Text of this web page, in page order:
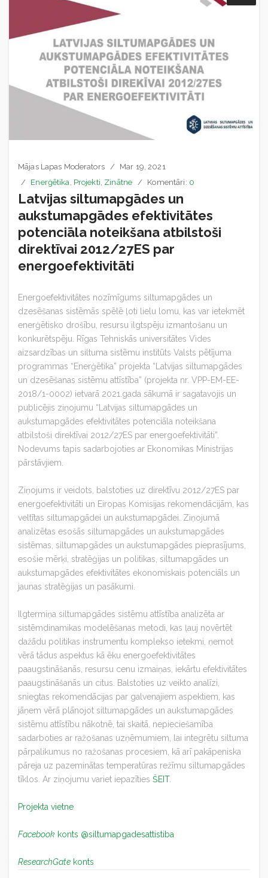
Mājas Lapas Moderators
Mar 19, 2021
Enerģētika Projekti Zinātne Komentāri: 0
Latvijas siltumapgādes un
aukstumapgādes efektivitātes
potenciāla noteikšana atbilstoši
direktīvai 2012/27ES par
energoefektivitāti
Energoefektivitātes nozīmīgums siltumapgādes un
dzesēšanas sistēmās spēlē ļoti lielu lomu, kas var ietekmēt
enerģētisko drošību, resursu ilgtspēju izmantošanu un
konkurētspēju. Rīgas Tehniskās universitātes Vides
aizsardzības un siltuma sistēmu institūts Valsts pētījuma
programmas “Enerģētika” projekta “Latvijas siltumapgādes
un dzesēšanas sistēmu attīstība” (projekta nr. VPP-EM-EE-
2018/1-0002) ietvarā 2021.gada sākumā ir sagatavojis un
publicējis ziņojumu “Latvijas siltumapgādes un
aukstumapgādes efektivitātes potenciāla noteikšana
atbilstoši direktīvai 2012/27ES par energoefektivitāti”.
Nodevums tapis sadarbojoties ar Ekonomikas Ministrijas
pārstāvjiem.
Ziņojums ir veidots, balstoties uz direktīvu 2012/27ES par
energoefektivitāti un Eiropas Komisijas rekomendācijām, kas
veltītas siltumapgādei un aukstumapgādei. Ziņojumā
analizētas esošās siltumapgādes un aukstumapgādes
sistēmas, siltumapgādes un aukstumapgādes pieprasījums,
esošie mērķi, stratēģijas un politikas, siltumapgādes un
aukstumapgādes efektivitātes ekonomiskais potenciāls un
jaunas stratēģijas un pasākumi.
Ilgtermiņa siltumapgādes sistēmu attīstība analizēta ar
sistēmdinamikas modelēšanas metodi, kas ļauj novērtēt
dažādu politikas instrumentu komplekso ietekmi, ņemot
vērā tādus aspektus kā ēku energoefektivitātes
paaugstināšanās, resursu cenu izmaiņas, iekārtu efektivitātes
paaugstināšanās un citus. Balstoties uz veikto analīzi,
sniegtas rekomendācijas par galvenajiem aspektiem, kas
jāņem vērā plānojot siltumapgādes un aukstumapgādes
sistēmu attīstību nākotnē, tai skaitā, nepieciešamība
sadarboties ar ražošanas uzņēmumiem, lai integrētu siltuma
pārpalikumus no ražošanas procesiem, kā arī pakāpeniska
pāreja uz pazeminātas temperatūras režīmu siltumapgādes
tīklos. Ar ziņojumu variet iepazīties ŠEIT.
Projekta vietne
Facebook konts @siltumapgadesattistiba
ResearchGate konts